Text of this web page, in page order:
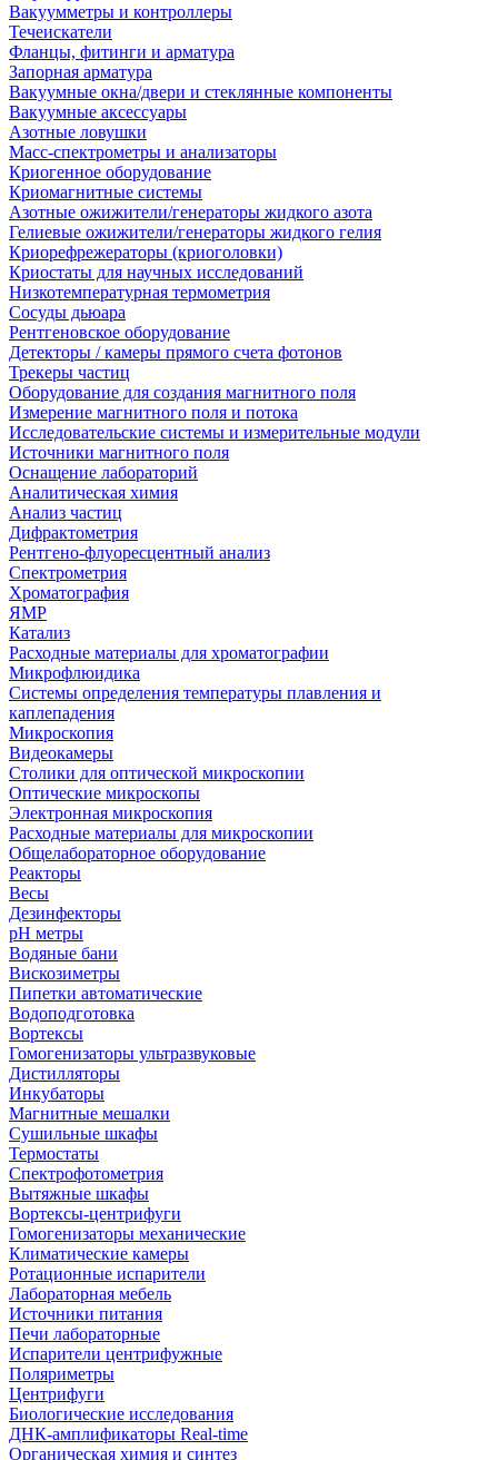
Вакуумметры и контроллеры
Течеискатели
Фланцы, фитинги и арматура
Запорная арматура
Вакуумные окна/двери и стеклянные компоненты
Вакуумные аксессуары
Азотные ловушки
Масс-спектрометры и анализаторы
Криогенное оборудование
Криомагнитные системы
Азотные ожижители/генераторы жидкого азота
Гелиевые ожижители/генераторы жидкого гелия
Криорефрежераторы (криоголовки)
Криостаты для научных исследований
Низкотемпературная термометрия
Сосуды дьюара
Рентгеновское оборудование
Детекторы / камеры прямого счета фотонов
Трекеры частиц
Оборудование для создания магнитного поля
Измерение магнитного поля и потока
Исследовательские системы и измерительные модули
Источники магнитного поля
Оснащение лабораторий
Аналитическая химия
Анализ частиц
Дифрактометрия
Рентгено-флуоресцентный анализ
Спектрометрия
Хроматография
ЯМР
Катализ
Расходные материалы для хроматографии
Микрофлюидика
Системы определения температуры плавления и
каплепадения
Микроскопия
Видеокамеры
Столики для оптической микроскопии
Оптические микроскопы
Электронная микроскопия
Расходные материалы для микроскопии
Общелабораторное оборудование
Реакторы
Весы
Дезинфекторы
рН метры
Водяные бани
Вискозиметры
Пипетки автоматические
Водоподготовка
Вортексы
Гомогенизаторы ультразвуковые
Дистилляторы
Инкубаторы
Магнитные мешалки
Сушильные шкафы
Термостаты
Спектрофотометрия
Вытяжные шкафы
Вортексы-центрифуги
Гомогенизаторы механические
Климатические камеры
Ротационные испарители
Лабораторная мебель
Источники питания
Печи лабораторные
Испарители центрифужные
Поляриметры
Центрифуги
Биологические исследования
ДНК-амплификаторы Real-time
Органическая химия и синтез